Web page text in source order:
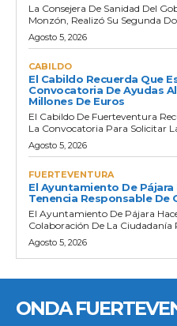
La Consejera De Sanidad Del
Monzón, Realizó Su Segunda
Agosto 5, 2026
CABILDO
El Cabildo Recuerda Que
Convocatoria De Ayudas
Millones De Euros
El Cabildo De Fuerteventura
La Convocatoria Para Solicitar
Agosto 5, 2026
FUERTEVENTURA
El Ayuntamiento De
Tenencia Responsable De
El Ayuntamiento De Pájara
Colaboración De La Ciudadanía
Agosto 5, 2026
ONDA